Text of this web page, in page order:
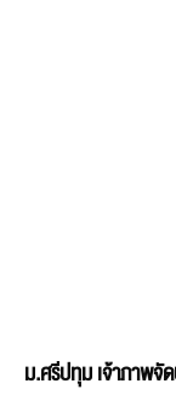
ม.ศรีปทุม เจ้าภาพ